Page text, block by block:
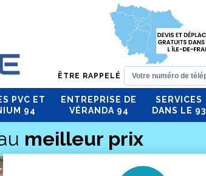
ÊTRE RAPPELÉ
PVC ET
94
ENTREPRISE DE
VÉRANDA 94
SERVICES
DANS LE 93
meilleur prix